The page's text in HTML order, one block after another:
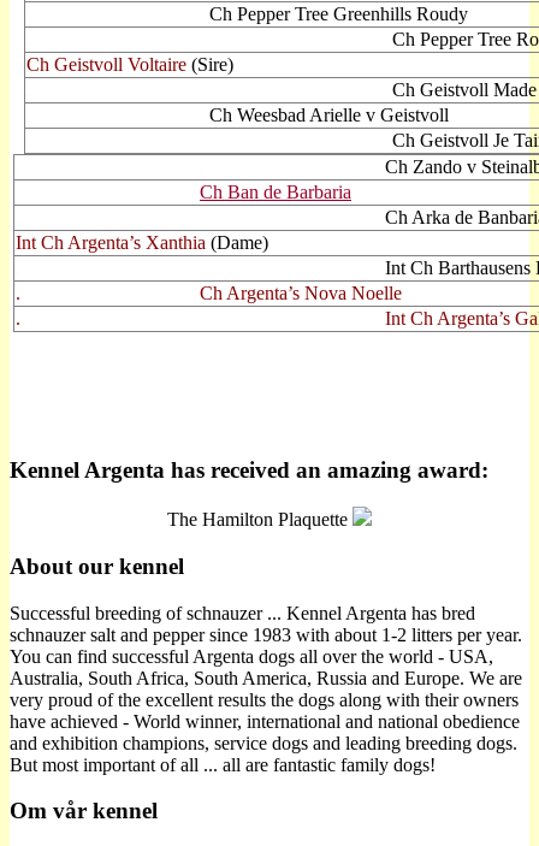
Ch Pepper Tree Greenhills Roudy
Ch Pepper Tree
Ch Geistvoll Voltaire (Sire)
Ch Geistvoll
Ch Weesbad Arielle v Geistvoll
Ch Geistvoll Je
Ch Zando v
Ch Ban de Barbaria
Ch Arka de
Int Ch Argenta’s Xanthia (Dame)
Int Ch Barthausens
.
Ch Argenta’s Nova Noelle
.
Int Ch Argenta’s
Kennel Argenta has received an amazing award:
The Hamilton Plaquette
About our kennel
Successful breeding of schnauzer ... Kennel Argenta has bred
schnauzer salt and pepper since 1983 with about 1-2 litters per year.
You can find successful Argenta dogs all over the world - USA,
Australia, South Africa, South America, Russia and Europe. We are
very proud of the excellent results the dogs along with their owners
have achieved - World winner, international and national obedience
and exhibition champions, service dogs and leading breeding dogs.
But most important of all ... all are fantastic family dogs!
Om vår kennel